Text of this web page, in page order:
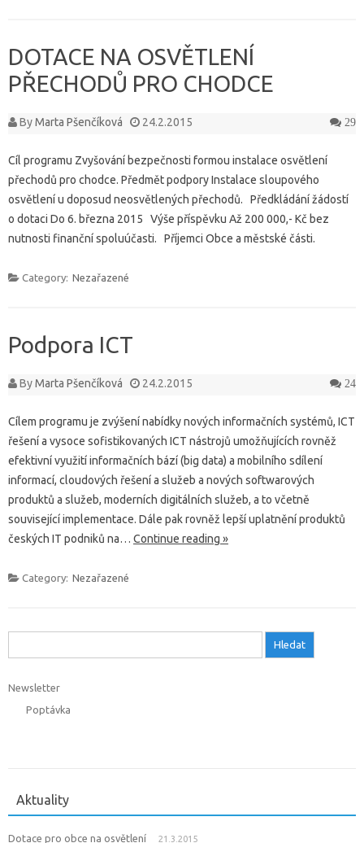
DOTACE NA OSVĚTLENÍ
PŘECHODŮ PRO CHODCE
ByMarta Pšenčíková 24.2.2015 29
Cíl programu Zvyšování bezpečnosti formou instalace osvětlení
přechodů pro chodce. Předmět podpory Instalace sloupového
osvětlení u doposud neosvětlených přechodů. Předkládání žádostí
o dotaci Do 6. března 2015 Výše příspěvku Až 200 000,- Kč bez
nutnosti finanční spoluúčasti. Příjemci Obce a městské části.
Category: Nezařazené
Podpora ICT
ByMarta Pšenčíková 24.2.2015 24
Cílem programu je zvýšení nabídky nových informačních systémů, ICT
řešení a vysoce sofistikovaných ICT nástrojů umožňujících rovněž
efektivní využití informačních bází (big data) a mobilního sdílení
informací, cloudových řešení a služeb a nových softwarových
produktů a služeb, moderních digitálních služeb, a to včetně
související implementace. Dále pak rovněž lepší uplatnění produktů
českých IT podniků na… Continue reading »
Category: Nezařazené
Newsletter
Poptávka
Aktuality
Dotace pro obce na osvětlení 21.3.2015